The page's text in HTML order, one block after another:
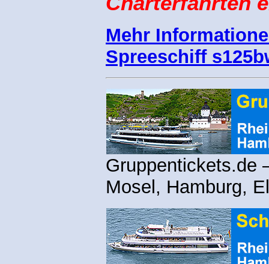
Mehr
Spreeschiff
Gruppentickets.de
Mosel, Hamburg,